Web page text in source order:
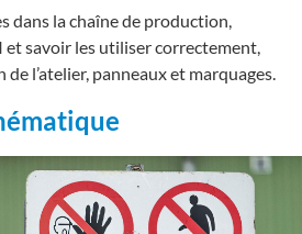
dans la chaîne de production,
et savoir les utiliser correctement,
de l’atelier, panneaux et marquages.